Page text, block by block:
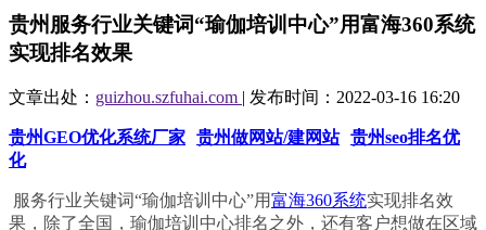
贵州服务行业关键词“瑜伽培训中心”用富海360系统
实现排名效果
文章出处： guizhou.szfuhai.com | 发布时间：2022-03-16 16:20
贵州GEO优化系统厂家 贵州做网站/建网站 贵州seo排名优
化
服务行业关键词“瑜伽培训中心”用富海360系统实现排名效
果，除了全国，瑜伽培训中心排名之外，还有客户想做在区域